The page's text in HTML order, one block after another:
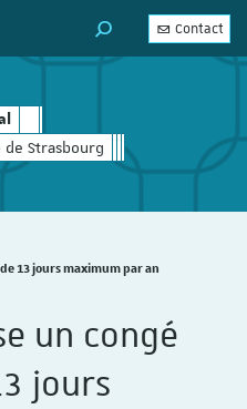
Strasbourg
MOTEUR DE
Contact
13 jours maximum par an
un congé
jours